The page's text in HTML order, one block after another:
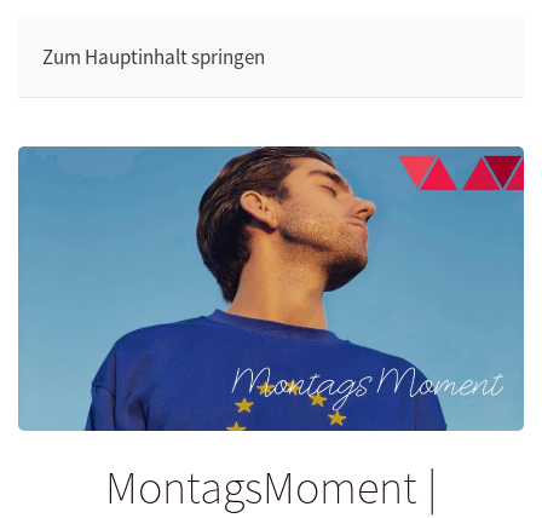
Zum Hauptinhalt springen
MontagsMoment |